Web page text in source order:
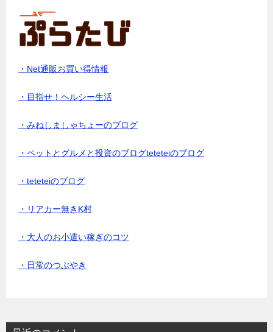
・Net通販お買い得情報
・目指せ！ヘルシー生活
・みねしましゃちょーのブログ
・ペットとグルメと投資のブログteteteiのブログ
・teteteiのブログ
・リアカー無きK村
・大人のお小遣い稼ぎのコツ
・日常のつぶやき